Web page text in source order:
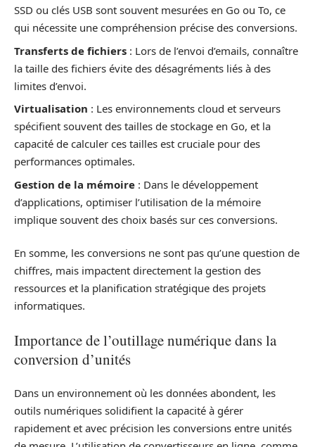
SSD ou clés USB sont souvent mesurées en Go ou To, ce
qui nécessite une compréhension précise des conversions.
Transferts de fichiers : Lors de l’envoi d’emails, connaître
la taille des fichiers évite des désagréments liés à des
limites d’envoi.
Virtualisation : Les environnements cloud et serveurs
spécifient souvent des tailles de stockage en Go, et la
capacité de calculer ces tailles est cruciale pour des
performances optimales.
Gestion de la mémoire : Dans le développement
d’applications, optimiser l’utilisation de la mémoire
implique souvent des choix basés sur ces conversions.
En somme, les conversions ne sont pas qu’une question de
chiffres, mais impactent directement la gestion des
ressources et la planification stratégique des projets
informatiques.
Importance de l’outillage numérique dans la
conversion d’unités
Dans un environnement où les données abondent, les
outils numériques solidifient la capacité à gérer
rapidement et avec précision les conversions entre unités